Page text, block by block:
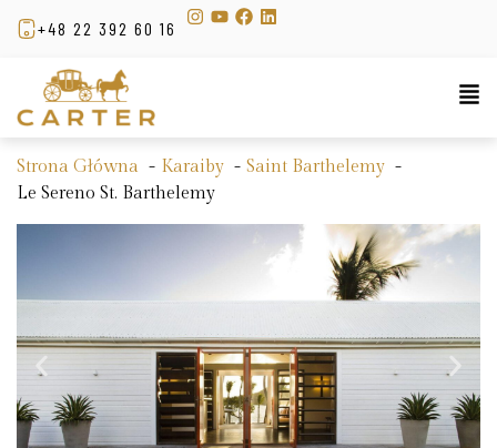
+48 22 392 60 16
Strona Główna Karaiby
Saint Barthelemy
Le Sereno St. Barthelemy